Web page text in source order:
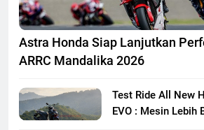
Astra Honda Siap Lanjutkan
ARRC Mandalika 2026
Test Ride All New
EVO : Mesin Lebih